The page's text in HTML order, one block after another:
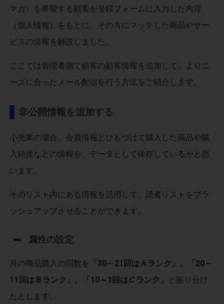
マガ）を希望する顧客が登録フォームに入力した内容
（個人情報）をもとに、その方にマッチした商品やサー
ビスの情報を解説しました。
ここでは管理者側で顧客の顧客情報を追加して、よりニ
ーズに合ったメール配信を行う方法をご紹介します。
非公開情報を追加する
小売業の場合、会員情報とひもづけて購入した商品や購
入頻度などの情報を、データとして保存しているかと思
います。
そのリスト内にある情報を活用して、読者リストをブラ
ッシュアップさせることができます。
属性の設定
月の商品購入の回数を
「30～21回はＡランク」、「20～
11回はＢランク」、「10～1回はＣランク」
と振り分け
たとします。